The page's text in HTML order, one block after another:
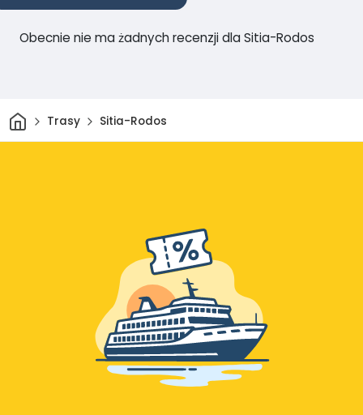
Obecnie nie ma żadnych recenzji dla Sitia-Rodos
DomTrasy Sitia-Rodos